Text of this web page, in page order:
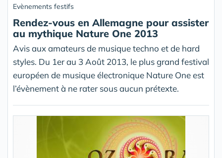
Evènements festifs
Rendez-vous en Allemagne pour assister
au mythique Nature One 2013
Avis aux amateurs de musique techno et de hard
styles. Du 1er au 3 Août 2013, le plus grand festival
européen de musique électronique Nature One est
l’évènement à ne rater sous aucun prétexte.